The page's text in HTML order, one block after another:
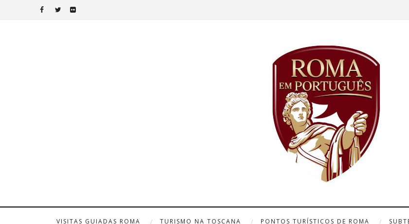
VISITAS GUIADAS ROMA TURISMO NA TOSCANA PONTOS TURÍSTICOS DE ROMA